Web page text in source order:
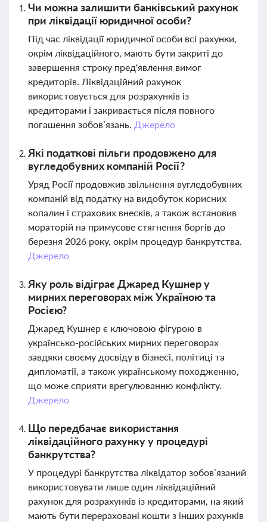
Чи можна залишити банківський рахунок
при ліквідації юридичної особи?
Під час ліквідації юридичної особи всі рахунки,
окрім ліквідаційного, мають бути закриті до
завершення строку пред'явлення вимог
кредиторів. Ліквідаційний рахунок
використовується для розрахунків із
кредиторами і закривається після повного
погашення зобов’язань. Джерело
Які податкові пільги продовжено для
вугледобувних компаній Росії?
Уряд Росії продовжив звільнення вугледобувних
компаній від податку на видобуток корисних
копалин і страхових внесків, а також встановив
мораторій на примусове стягнення боргів до
березня 2026 року, окрім процедур банкрутства.
Джерело
Яку роль відіграє Джаред Кушнер у
мирних переговорах між Україною та
Росією?
Джаред Кушнер є ключовою фігурою в
українсько-російських мирних переговорах
завдяки своєму досвіду в бізнесі, політиці та
дипломатії, а також українському походженню,
що може сприяти врегулюванню конфлікту.
Джерело
Що передбачає використання
ліквідаційного рахунку у процедурі
банкрутства?
У процедурі банкрутства ліквідатор зобов’язаний
використовувати лише один ліквідаційний
рахунок для розрахунків із кредиторами, на який
мають бути перераховані кошти з інших рахунків